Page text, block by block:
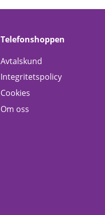
Telefonshoppen
Avtalskund
Integritetspolicy
Cookies
Om oss